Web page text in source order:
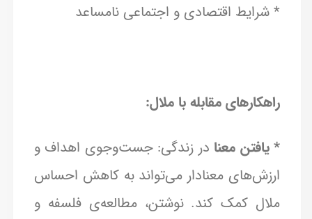
* شرایط اقتصادی و اجتماعی نامساعد
راهکارهای مقابله با ملال:
* یافتن معنا در زندگی: جست‌وجوی اهداف و
ارزش‌های معنادار می‌تواند به کاهش احساس
ملال کمک کند. نوشتن، مطالعه‌ی فلسفه و